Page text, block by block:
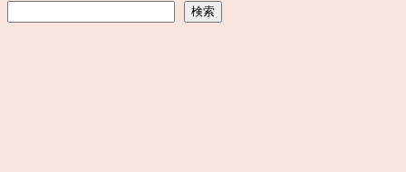
検索